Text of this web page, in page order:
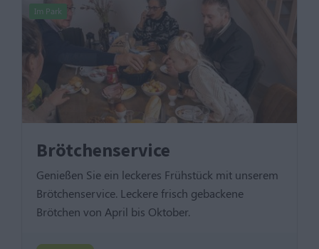
Im Park
Brötchenservice
Genießen Sie ein leckeres Frühstück mit unserem
Brötchenservice. Leckere frisch gebackene
Brötchen von April bis Oktober.